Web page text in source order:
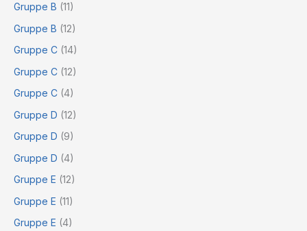
Gruppe B (11)
Gruppe B (12)
Gruppe C (14)
Gruppe C (12)
Gruppe C (4)
Gruppe D (12)
Gruppe D (9)
Gruppe D (4)
Gruppe E (12)
Gruppe E (11)
Gruppe E (4)